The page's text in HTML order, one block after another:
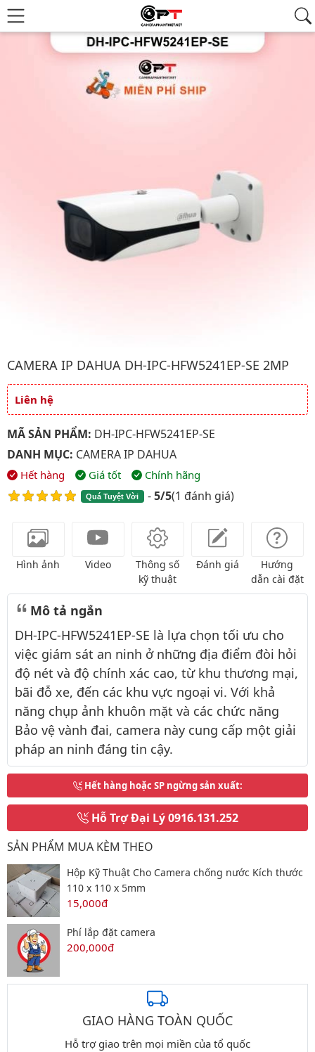
CAMERA IP DAHUA DH-IPC-HFW5241EP-SE 2MP
Giá và khuyến mãi
Liên hệ
MÃ SẢN PHẨM: DH-IPC-HFW5241EP-SE
DANH MỤC: CAMERA IP DAHUA
Hết hàng Giá tốt Chính hãng
Quá Tuyệt Vời -5/5(1 đánh giá)
Hình ảnh Video
Thông số
kỹ thuật
Đánh giá
Hướng
dẫn cài đặt
Mô tả ngắn
DH-IPC-HFW5241EP-SE là lựa chọn tối ưu cho
việc giám sát an ninh ở những địa điểm đòi hỏi
độ nét và độ chính xác cao, từ khu thương mại,
bãi đỗ xe, đến các khu vực ngoại vi. Với khả
năng chụp ảnh khuôn mặt và các chức năng
Bảo vệ vành đai, camera này cung cấp một giải
pháp an ninh đáng tin cậy.
Hết hàng hoặc SP ngừng sản xuất:
Hỗ Trợ Đại Lý0916.131.252
SẢN PHẨM MUA KÈM THEO
Hộp Kỹ Thuật Cho Camera chống nước Kích thước
110 x 110 x 5mm
15,000đ
Phí lắp đặt camera
200,000đ
GIAO HÀNG TOÀN QUỐC
Hỗ trợ giao trên mọi miền của tổ quốc